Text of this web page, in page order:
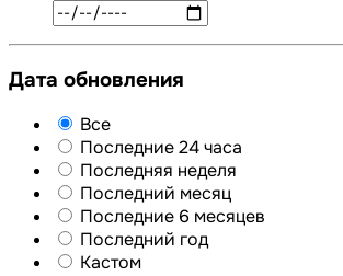
Дата обновления
Все
Последние 24 часа
Последняя неделя
Последний месяц
Последние 6 месяцев
Последний год
Кастом